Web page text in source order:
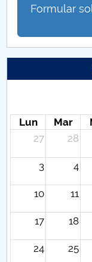
Formular
Lun Mar
27
28
3 4
10 11
17 18
24 25